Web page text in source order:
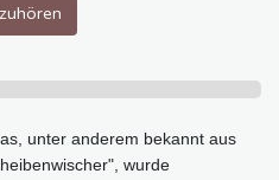
unter anderem bekannt aus
wurde